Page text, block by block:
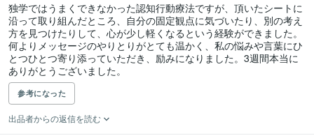
独学ではうまくできなかった認知行動療法ですが、頂いたシートに
沿って取り組んだところ、自分の固定観点に気づいたり、別の考え
方を見つけたりして、心が少し軽くなるという経験ができました。
何よりメッセージのやりとりがとても温かく、私の悩みや言葉にひ
とつひとつ寄り添っていただき、励みになりました。3週間本当に
ありがとうございました。
参考になった
出品者からの返信を読む